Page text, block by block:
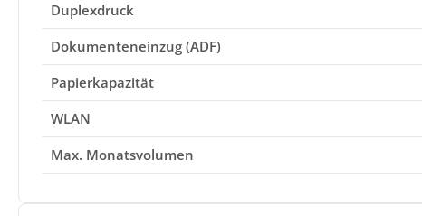
Duplexdruck
Dokumenteneinzug (ADF)
Papierkapazität
WLAN
Max. Monatsvolumen